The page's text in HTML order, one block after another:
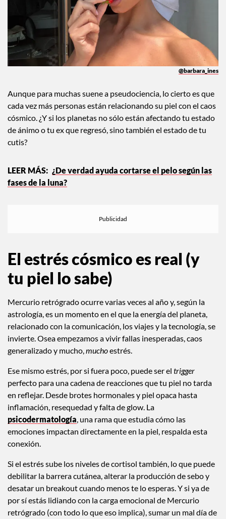
@barbara_ines
Aunque para muchas suene a pseudociencia, lo cierto es que
cada vez más personas están relacionando su piel con el caos
cósmico. ¿Y si los planetas no sólo están afectando tu estado
de ánimo o tu ex que regresó, sino también el estado de tu
cutis?
¿De verdad ayuda cortarse el pelo según las
fases de la luna?
El estrés cósmico es real (y
tu piel lo sabe)
Mercurio retrógrado ocurre varias veces al año y, según la
astrología, es un momento en el que la energía del planeta,
relacionado con la comunicación, los viajes y la tecnología, se
invierte. Osea empezamos a vivir fallas inesperadas, caos
generalizado y mucho,muchoestrés.
Ese mismo estrés, por si fuera poco, puede ser el trigger
perfecto para una cadena de reacciones que tu piel no tarda
en reflejar. Desde brotes hormonales y piel opaca hasta
inflamación, resequedad y falta de glow. La
psicodermatología, una rama que estudia cómo las
emociones impactan directamente en la piel, respalda esta
conexión.
Si el estrés sube los niveles de cortisol también, lo que puede
debilitar la barrera cutánea, alterar la producción de sebo y
desatar un breakout cuando menos te lo esperas. Y si ya de
por sí estás lidiando con la carga emocional de Mercurio
retrógrado (con todo lo que eso implica), sumar un mal día de